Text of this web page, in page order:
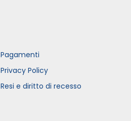
Pagamenti
Privacy Policy
Resi e diritto di recesso